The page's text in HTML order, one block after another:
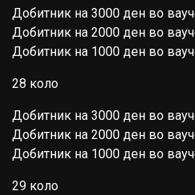
Добитник на 3000 ден во
Добитник на 2000 ден во
Добитник на 1000 ден во
28 коло
Добитник на 3000 ден во
Добитник на 2000 ден во
Добитник на 1000 ден во
29 коло